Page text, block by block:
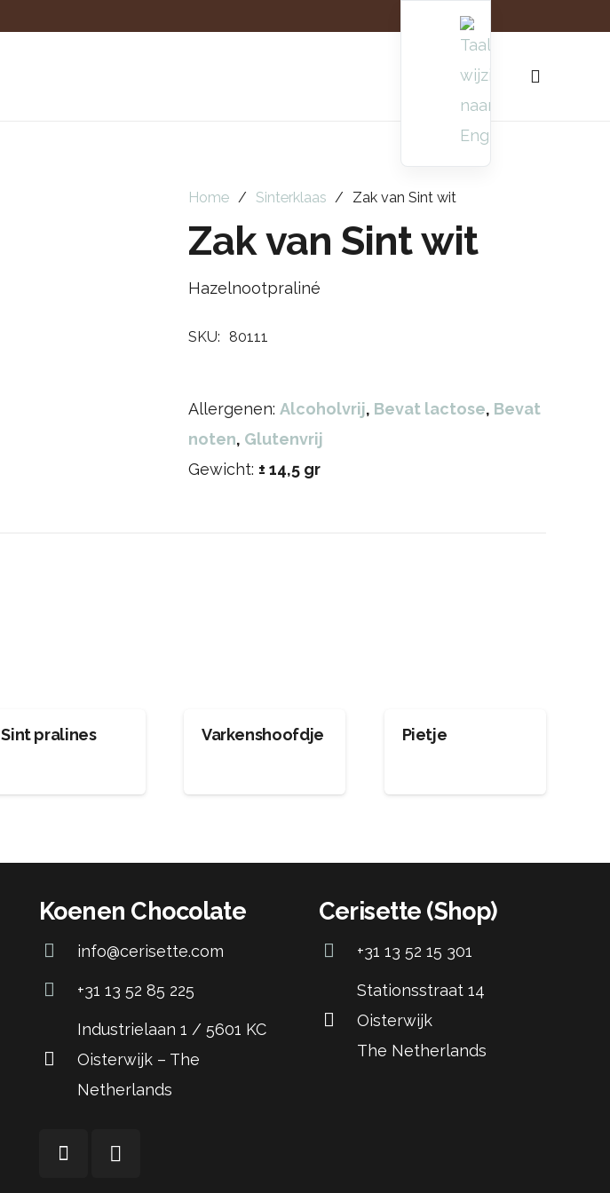
Home / Sinterklaas / Zak van Sint wit
Zak van Sint wit
Hazelnootpraliné
SKU: 80111
Allergenen:Alcoholvrij, Bevat lactose, Bevat
noten, Glutenvrij
Gewicht: ± 14,5 gr
Sint pralines Varkenshoofdje Pietje
Koenen Chocolate
info@cerisette.com
+31 13 52 85 225
Industrielaan 1 / 5601 KC
Oisterwijk – The
Netherlands
Cerisette (Shop)
+31 13 52 15 301
Stationsstraat 14
Oisterwijk
The Netherlands